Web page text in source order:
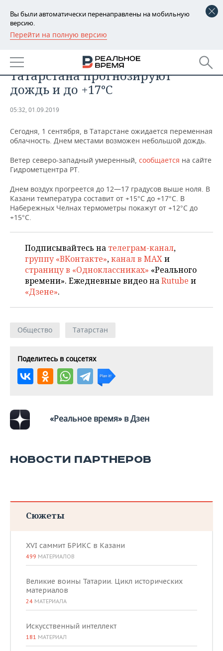
Вы были автоматически перенаправлены на мобильную
версию.
Перейти на полную версию
РЕГИОНЫ
БАШКОРТОСТАН
ТАТАРСТАН
НОВОСТИ
АНАЛИТИКА
ДЕКЛАРАЦИИ О ДОХОДАХ
ВУЗЫ ТАТАРСТАНА
КОМУ ПРИНАДЛЕЖАТ
ТОРГОВЫЕ ЦЕНТРЫ
ТАТАРСТАНА
НОВОСТИ ЭКОНОМИКИ
БАНКИ
БЮДЖЕТ
ИНВЕСТИЦИИ
ПРОМЫШЛЕННОСТЬ
ПРОМЫШЛЕННОСТИ
МАШИНОСТРОЕНИЕ
НЕФТЬ
ОПК
ЭНЕРГЕТИКА
НОВОСТИ НЕДВИЖИМОСТИ
АВТО
НОВОСТИ АВТО
БИЗНЕС
НОВОСТИ БИЗНЕСА
ТРАНСПОРТ
УСЛУГИ
ТЕХНОЛОГИИ
МЕДИА
ТЕЛЕКОММУНИКАЦИИ
НОВОСТИ МЕРОПРИЯТИЙ
ВЫЕЗДНАЯ РЕДАКЦИЯ
БИЗНЕС-БРАНЧИ
ONLINE-КОНФЕРЕНЦИИ
ОТКРЫТАЯ ЛЕКЦИЯ
СПОРТ
НОВОСТИ СПОРТА
ФУТБОЛ
ХОККЕЙ
БАСКЕТБОЛ
ВОЛЕЙБОЛ
ФИГУРНОЕ КАТАНИЕ
ОБЩЕСТВО
НОВОСТИ ОБЩЕСТВА
ВЛАСТЬ
ИНФРАСТРУКТУРА
ИСТОРИЯ
МЕДИЦИНА
ФОТОГАЛЕРЕЯ
СЮЖЕТЫ
СПРАВОЧНИК
СПИСОК ПЕРСОН
ПОЛНАЯ ВЕРСИЯ
На 1 сентября синоптики
Татарстана прогнозируют
дождь и до +17°С
05:32, 01.09.2019
Сегодня, 1 сентября, в Татарстане ожидается переменная
облачность. Днем местами возможен небольшой дождь.
Ветер северо-западный умеренный, сообщается на сайте
Гидрометцентра РТ.
Днем воздух прогреется до 12—17 градусов выше ноля. В
Казани температура составит от +15°С до +17°С. В
Набережных Челнах термометры покажут от +12°С до
+15°С.
Подписывайтесь на телеграм-канал,
группу «ВКонтакте»,канал в MAXи
страницу в «Одноклассниках» «Реального
времени». Ежедневные видео наRutube и
«Дзене».
Общество Татарстан
Поделитесь в соцсетях
«Реальное время» в Дзен
НОВОСТИ ПАРТНЕРОВ
Сюжеты
XVI саммит БРИКС в Казани
499 МАТЕРИАЛОВ
Великие воины Татарии. Цикл исторических
материалов
24 МАТЕРИАЛА
Искусственный интеллект
181 МАТЕРИАЛ